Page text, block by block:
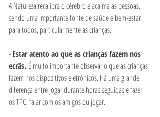
A Natureza recalibra o cérebro e acalma as pessoas,
sendo uma importante fonte de saúde e bem-estar
para todos, particularmente as crianças.
- Estar atento ao que as crianças fazem nos
ecrãs. É muito importante observar o que as crianças
fazem nos dispositivos eletrónicos. Há uma grande
diferença entre jogar durante horas seguidas e fazer
os TPC, falar com os amigos ou jogar.